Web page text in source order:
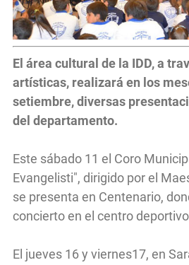
El área cultural de la IDD, a
artísticas, realizará en los
setiembre, diversas
del departamento.
Este sábado 11 el Coro
Evangelisti", dirigido por el
se presenta en Centenario,
concierto en el centro
El jueves 16 y viernes17, en